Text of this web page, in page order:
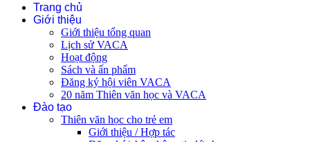
Trang chủ
Giới thiệu
Giới thiệu tổng quan
Lịch sử VACA
Hoạt động
Sách và ấn phẩm
Đăng ký hội viên VACA
20 năm Thiên văn học và VACA
Đào tạo
Thiên văn học cho trẻ em
Giới thiệu / Hợp tác